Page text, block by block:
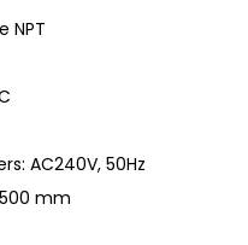
NPT
AC240V, 50Hz
mm